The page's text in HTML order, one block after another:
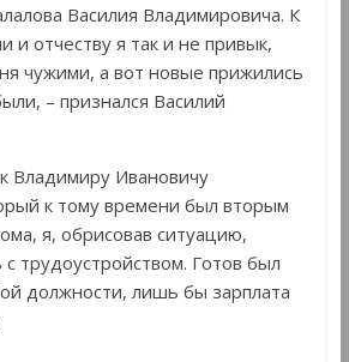
Василия Владимировича. К
и отчеству я так и не привык,
чужими, а вот новые прижились
– признался Василий
Владимиру Ивановичу
к тому времени был вторым
я, обрисовав ситуацию,
трудоустройством. Готов был
должности, лишь бы зарплата